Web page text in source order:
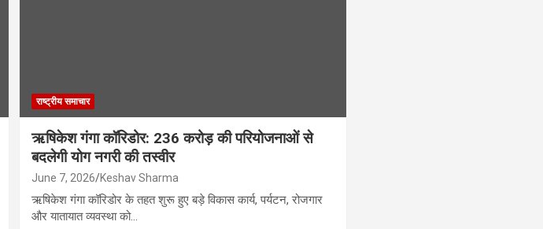
राष्ट्रीय समाचार
ऋषिकेश गंगा कॉरिडोर: 236 करोड़ की परियोजनाओं से
बदलेगी योग नगरी की तस्वीर
June 7, 2026 Keshav Sharma
ऋषिकेश गंगा कॉरिडोर के तहत शुरू हुए बड़े विकास कार्य, पर्यटन, रोजगार
और यातायात व्यवस्था को…